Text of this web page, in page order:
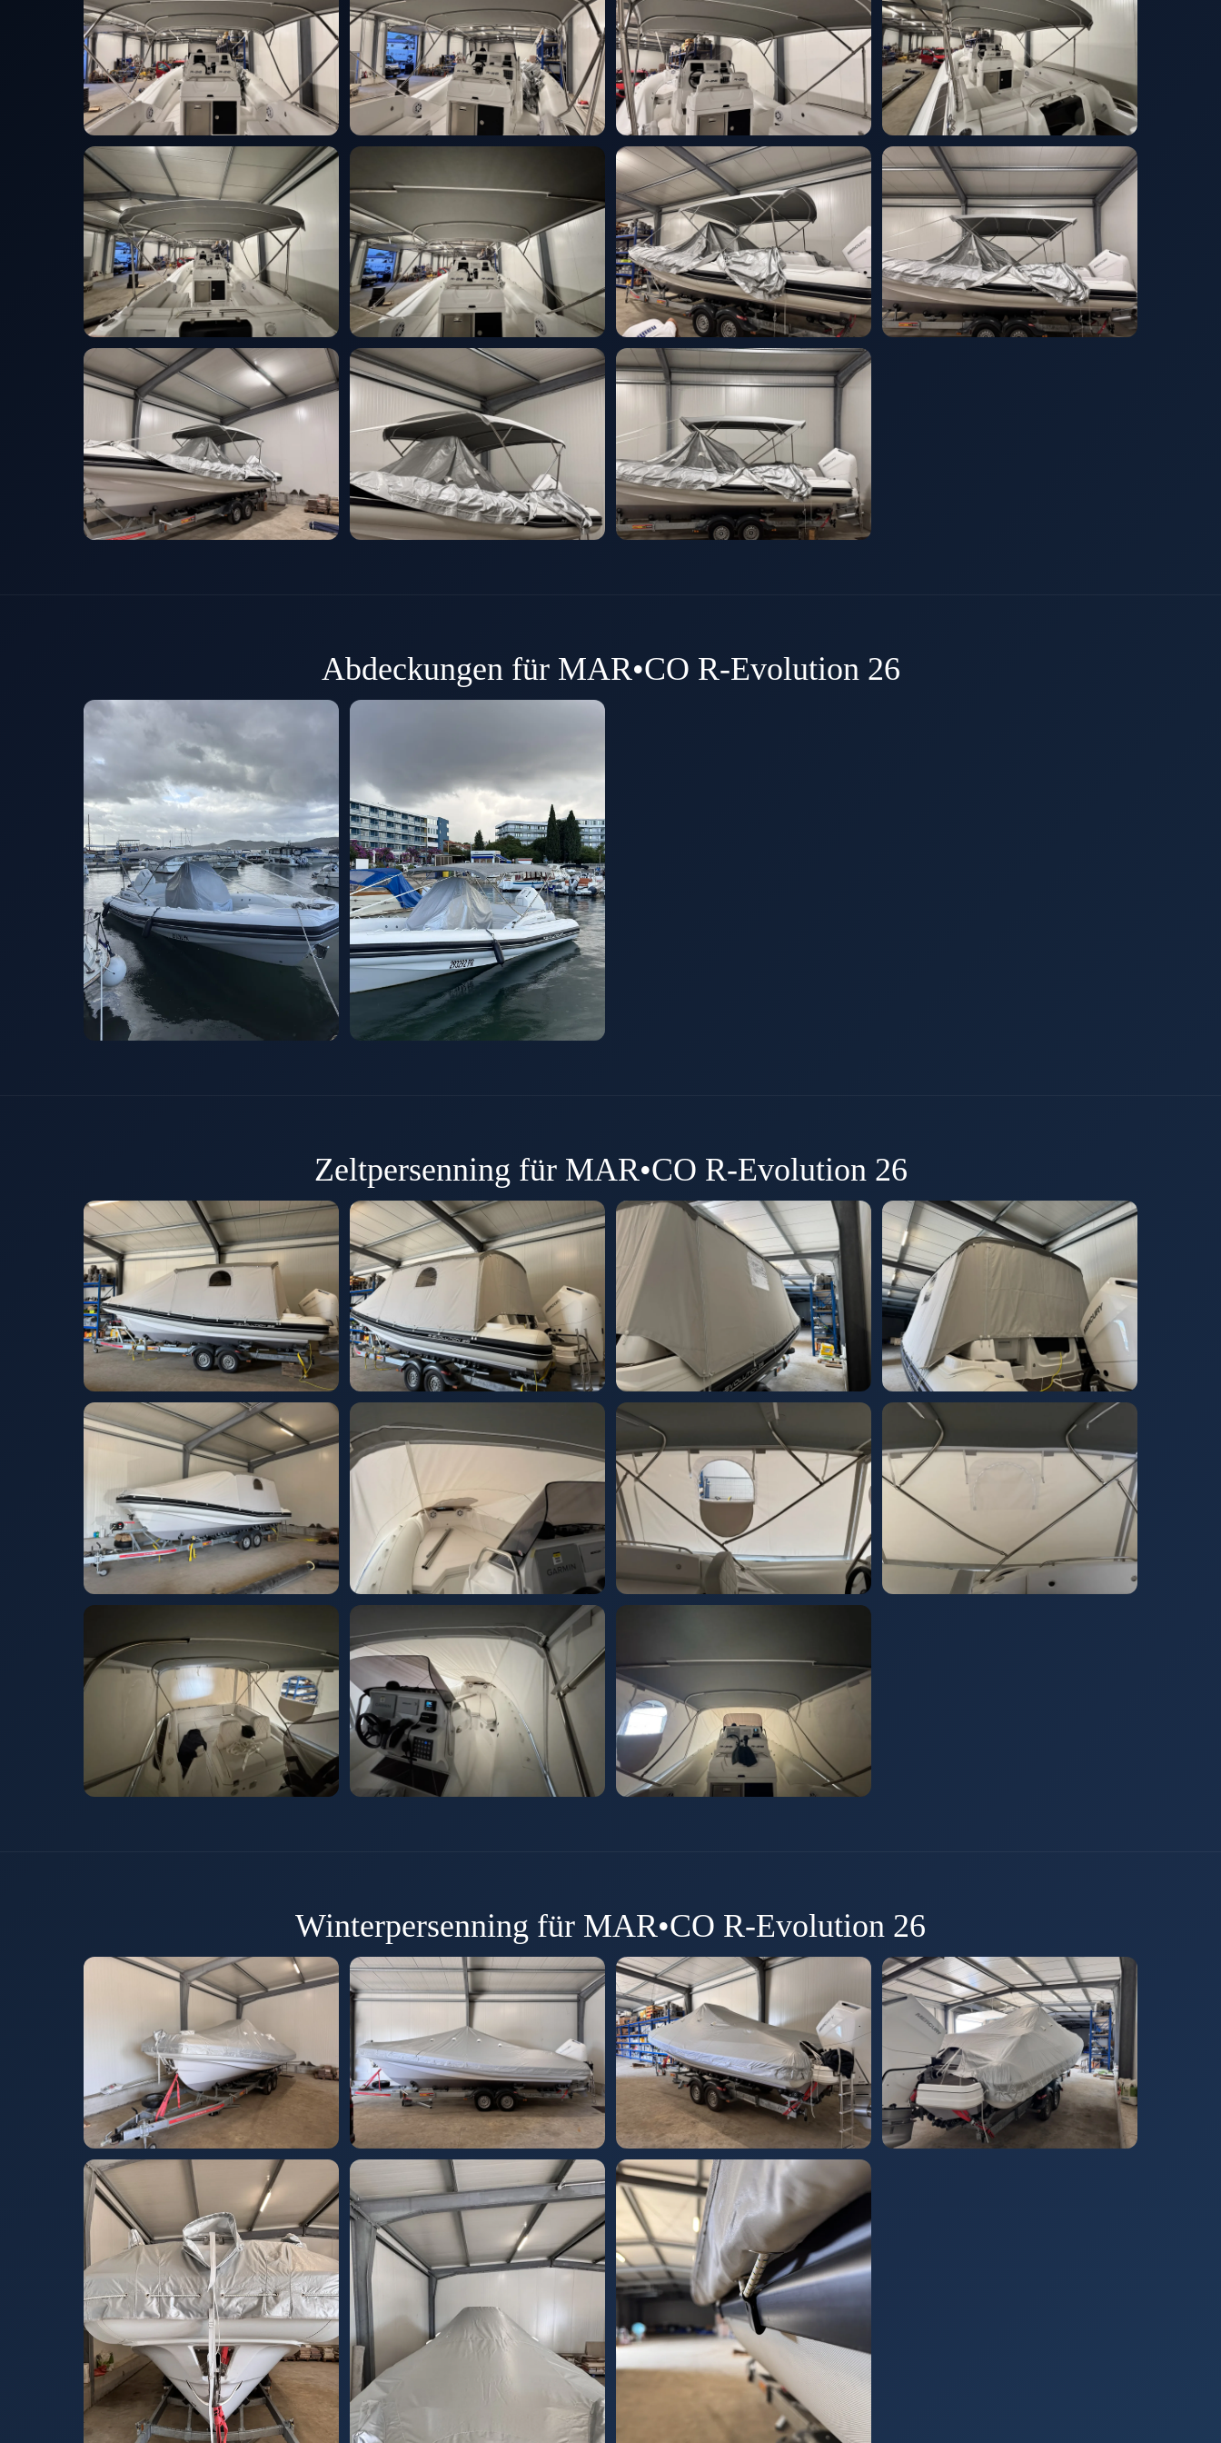
Abdeckungen für MAR•CO R-Evolution 26
Zeltpersenning für MAR•CO R-Evolution 26
Winterpersenning für MAR•CO R-Evolution 26